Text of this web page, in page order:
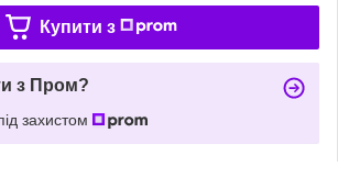
Купити з
з Пром?
захистом